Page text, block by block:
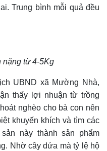
Trung bình mỗi quả đều
nặng từ 4-5Kg
UBND xã Mường Nhà,
thấy lợi nhuận từ trồng
nghèo cho bà con nên
khuyến khích và tìm các
này thành sản phẩm
Nhờ cây dứa mà tỷ lệ hộ